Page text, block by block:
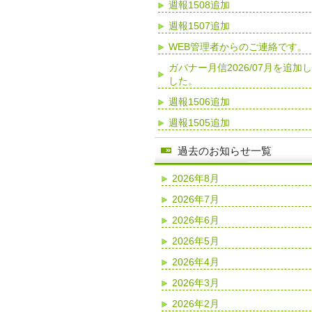
週報1508追加
週報1507追加
WEB管理者からのご連絡です。
ガバナー月信2026/07月を追加
した。
週報1506追加
週報1505追加
過去のお知らせ一覧
2026年8月
2026年7月
2026年6月
2026年5月
2026年4月
2026年3月
2026年2月